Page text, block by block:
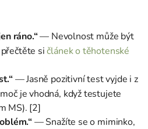
ráno.“— Nevolnost může být
přečtěte sičlánek o těhotenské
— Jasně pozitivní test vyjde i z
je vhodná, když testujete
MS). [2]
— Snažíte se o miminko,